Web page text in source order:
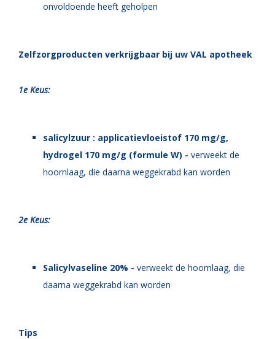
onvoldoende heeft geholpen
Zelfzorgproducten verkrijgbaar bij uw VAL apotheek
1e Keus:
salicylzuur : applicatievloeistof 170 mg/g,
hydrogel 170 mg/g (formule W) - verweekt de
hoornlaag, die daarna weggekrabd kan worden
2e Keus:
Salicylvaseline 20% - verweekt de hoornlaag, die
daarna weggekrabd kan worden
Tips